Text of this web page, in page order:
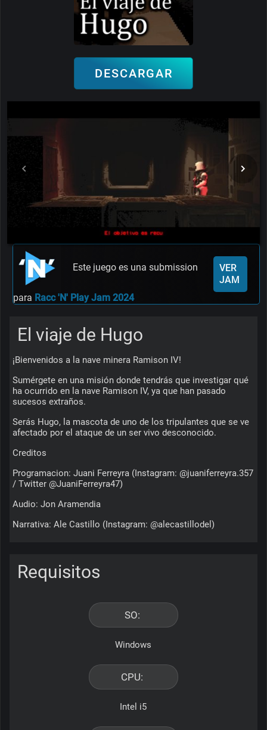
DESCARGAR
Este juego es una submission
para Racc 'N' Play Jam 2024
VER
JAM
El viaje de Hugo
¡Bienvenidos a la nave minera Ramison IV!
Sumérgete en una misión donde tendrás que investigar qué
ha ocurrido en la nave Ramison IV, ya que han pasado
sucesos extraños.
Serás Hugo, la mascota de uno de los tripulantes que se ve
afectado por el ataque de un ser vivo desconocido.
Creditos
Programacion: Juani Ferreyra (Instagram: @juaniferreyra.357
/ Twitter @JuaniFerreyra47)
Audio: Jon Aramendia
Narrativa: Ale Castillo (Instagram: @alecastillodel)
Requisitos
SO:
Windows
CPU:
Intel i5